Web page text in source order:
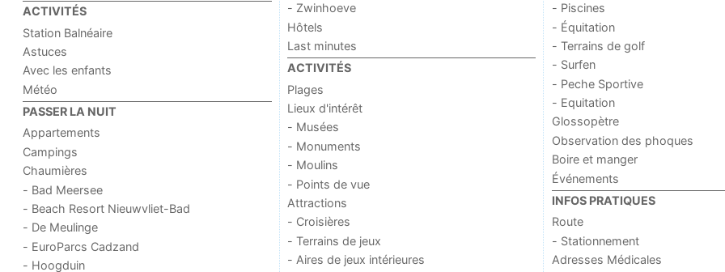
ACTIVITÉS
Station Balnéaire
Astuces
Avec les enfants
Météo
PASSER LA NUIT
Appartements
Campings
Chaumières
- Bad Meersee
- Beach Resort Nieuwvliet-Bad
- De Meulinge
- EuroParcs Cadzand
- Hoogduin
- Zwinhoeve
Hôtels
Last minutes
ACTIVITÉS
Plages
Lieux d'intérêt
- Musées
- Monuments
- Moulins
- Points de vue
Attractions
- Croisières
- Terrains de jeux
- Aires de jeux intérieures
- Piscines
- Équitation
- Terrains de golf
- Surfen
- Peche Sportive
- Equitation
Glossopètre
Observation des phoques
Boire et manger
Événements
INFOS PRATIQUES
Route
- Stationnement
Adresses Médicales